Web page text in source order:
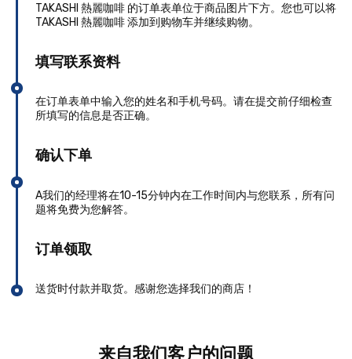
TAKASHI 熱麗咖啡 的订单表单位于商品图片下方。您也可以将
TAKASHI 熱麗咖啡 添加到购物车并继续购物。
填写联系资料
在订单表单中输入您的姓名和手机号码。请在提交前仔细检查
所填写的信息是否正确。
确认下单
A我们的经理将在10-15分钟内在工作时间内与您联系，所有问
题将免费为您解答。
订单领取
送货时付款并取货。感谢您选择我们的商店！
来自我们客户的问题